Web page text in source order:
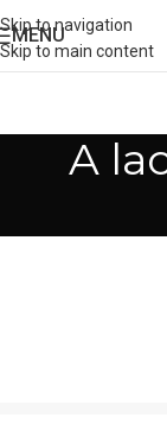
Skip to navigation
Skip to main content
MENU
A